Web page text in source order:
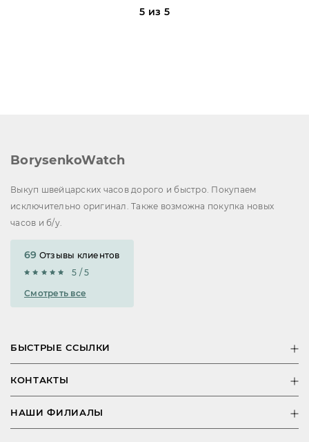
5 из 5
BorysenkoWatch
Выкуп швейцарских часов дорого и быстро. Покупаем
исключительно оригинал. Также возможна покупка новых
часов и б/у.
69 Отзывы клиентов
5 / 5
Смотреть все
БЫСТРЫЕ ССЫЛКИ
КОНТАКТЫ
НАШИ ФИЛИАЛЫ